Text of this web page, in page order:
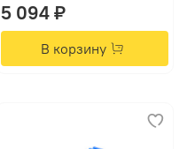
5 094 ₽
В корзину